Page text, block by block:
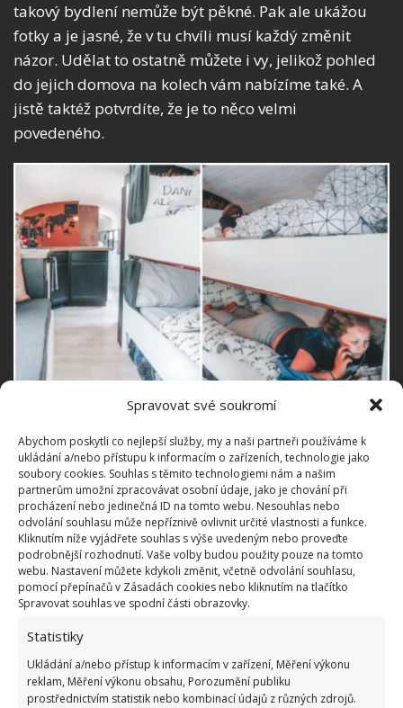
Spravovat své soukromí
Abychom poskytli co nejlepší služby, my a naši partneři používáme k
ukládání a/nebo přístupu k informacím o zařízeních, technologie jako
soubory cookies. Souhlas s těmito technologiemi nám a našim
partnerům umožní zpracovávat osobní údaje, jako je chování při
procházení nebo jedinečná ID na tomto webu. Nesouhlas nebo
odvolání souhlasu může nepříznivě ovlivnit určité vlastnosti a funkce.
Kliknutím níže vyjádřete souhlas s výše uvedeným nebo proveďte
podrobnější rozhodnutí. Vaše volby budou použity pouze na tomto
webu. Nastavení můžete kdykoli změnit, včetně odvolání souhlasu,
pomocí přepínačů v Zásadách cookies nebo kliknutím na tlačítko
Spravovat souhlas ve spodní části obrazovky.
Statistiky
Ukládání a/nebo přístup k informacím v zařízení, Měření výkonu
reklam, Měření výkonu obsahu, Porozumění publiku
prostřednictvím statistik nebo kombinací údajů z různých zdrojů.
takový bydlení nemůže být pěkné. Pak ale ukážou
fotky a je jasné, že v tu chvíli musí každý změnit
názor. Udělat to ostatně můžete i vy, jelikož pohled
do jejich domova na kolech vám nabízíme také. A
jistě taktéž potvrdíte, že je to něco velmi
povedeného.
Vše, co k životu potřebují
Když se z autobusu demontuje vše, co zde nemá co
dělat, vznikne celkem velká obytná plocha. Když se
následně vybaví s rozmyslem, není až tak velký
rozdíl mezi bydlením v bytě, nebo v tomto autobuse.
Je zde vše, co k životu potřebují. Soukromí, společné
části, místo, kde složit hlavu, koupelna s toaletou,